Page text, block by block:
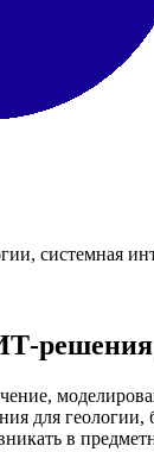
системная
в